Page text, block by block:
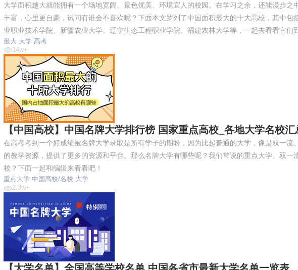
大学面积越大就能拥有一个场地宽阔、景色优美、环境宜人的校园。在学习之余，还能漫步
丰富，心里更自豪，试问有谁会不喜欢呢？下面本文罗列了中国面积最大的十大高校，其中
业职业技术学院、新疆农业大学、辽宁生态工程职业学院、福建农林大学等，一起去看看它们
最大 大学 高考
14w+
【中国高校】中国名牌大学排行榜 国家重点高校_各地大学名校汇
在高考考到一个好成绩被名牌大学录取是所有学子的期盼，因为比起普通的大学，像是双一
的教学资源，提供了更多的资源和平台。那么名牌大学有哪些呢？我们常说的重点大学、双
校？下面一起和编辑来看看吧！
重点大学 中国高校/名校 大学
2.3w+